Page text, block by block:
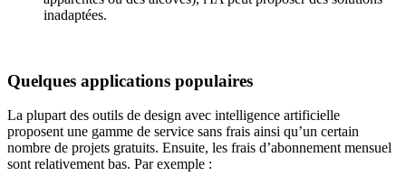
inadaptées.
Quelques applications populaires
La plupart des outils de design avec intelligence artificielle
proposent une gamme de service sans frais ainsi qu’un certain
nombre de projets gratuits. Ensuite, les frais d’abonnement mensuel
sont relativement bas. Par exemple :